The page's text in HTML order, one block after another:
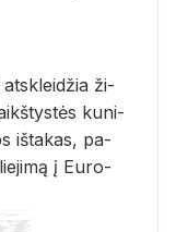
at­sklei­džia ži­
ku­ni­
iš­ta­kas, pa­
į Eu­ro­